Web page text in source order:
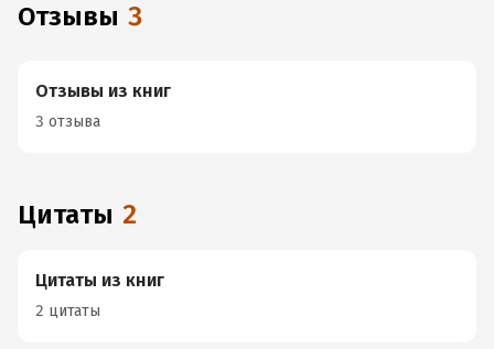
Отзывы 3
Отзывы из книг
3 отзыва
Цитаты 2
Цитаты из книг
2 цитаты